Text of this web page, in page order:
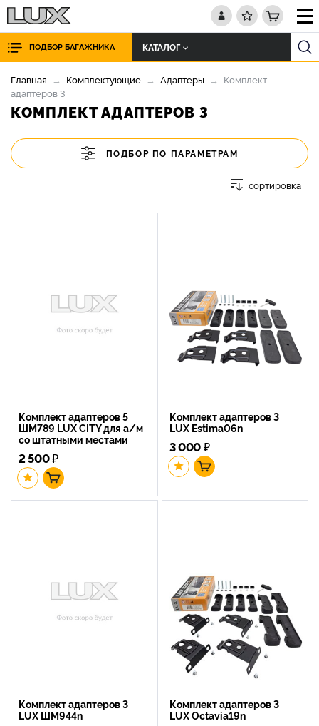
ПОДБОР БАГАЖНИКА КАТАЛОГ
Главная Комплектующие Адаптеры
Комплект
адаптеров 3
КОМПЛЕКТ АДАПТЕРОВ 3
ПОДБОР ПО ПАРАМЕТРАМ
сортировка
Комплект адаптеров 5
ШМ789 LUX CITY для а/м
со штатными местами
2 500₽
Комплект адаптеров 3
LUX Estima06n
3 000₽
Комплект адаптеров 3
LUX ШМ944n
Комплект адаптеров 3
LUX Octavia19n